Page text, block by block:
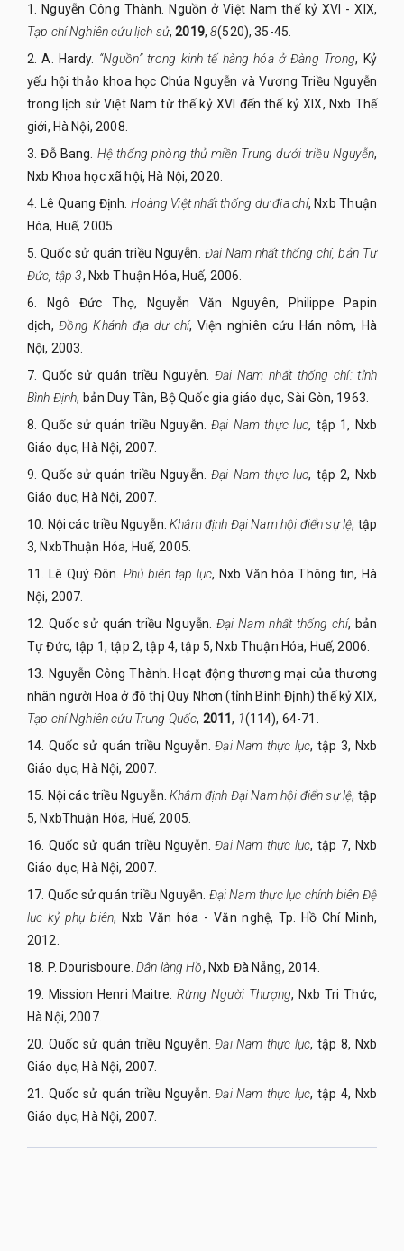
1. Nguyễn Công Thành. Nguồn ở Việt Nam thế kỷ XVI - XIX,
Tạp chí Nghiên cứu lịch sử,2019,8(520), 35-45.
2. A. Hardy. “Nguồn” trong kinh tế hàng hóa ở Đàng Trong, Kỷ
yếu hội thảo khoa học Chúa Nguyễn và Vương Triều Nguyễn
trong lịch sử Việt Nam từ thế kỷ XVI đến thế kỷ XIX, Nxb Thế
giới, Hà Nội, 2008.
3. Đỗ Bang. Hệ thống phòng thủ miền Trung dưới triều Nguyễn,
Nxb Khoa học xã hội, Hà Nội, 2020.
4. Lê Quang Định. Hoàng Việt nhất thống dư địa chí, Nxb Thuận
Hóa, Huế, 2005.
5. Quốc sử quán triều Nguyễn. Đại Nam nhất thống chí, bản Tự
Đức, tập 3, Nxb Thuận Hóa, Huế, 2006.
6. Ngô Đức Thọ, Nguyễn Văn Nguyên, Philippe Papin
dịch,Đồng Khánh địa dư chí, Viện nghiên cứu Hán nôm, Hà
Nội, 2003.
7. Quốc sử quán triều Nguyễn. Đại Nam nhất thống chí: tỉnh
Bình Định, bản Duy Tân, Bộ Quốc gia giáo dục, Sài Gòn, 1963.
8. Quốc sử quán triều Nguyễn.Đại Nam thực lục, tập 1, Nxb
Giáo dục, Hà Nội, 2007.
9. Quốc sử quán triều Nguyễn.Đại Nam thực lục, tập 2, Nxb
Giáo dục, Hà Nội, 2007.
10. Nội các triều Nguyễn.Khâm định Đại Nam hội điển sự lệ, tập
3, NxbThuận Hóa, Huế, 2005.
11. Lê Quý Đôn. Phủ biên tạp lục, Nxb Văn hóa Thông tin, Hà
Nội, 2007.
12. Quốc sử quán triều Nguyễn.Đại Nam nhất thống chí, bản
Tự Đức, tập 1, tập 2, tập 4, tập 5, Nxb Thuận Hóa, Huế, 2006.
13. Nguyễn Công Thành. Hoạt động thương mại của thương
nhân người Hoa ở đô thị Quy Nhơn (tỉnh Bình Định) thế kỷ XIX,
Tạp chí Nghiên cứu Trung Quốc, 2011, 1(114), 64-71.
14. Quốc sử quán triều Nguyễn.Đại Nam thực lục, tập 3, Nxb
Giáo dục, Hà Nội, 2007.
15. Nội các triều Nguyễn.Khâm định Đại Nam hội điển sự lệ, tập
5, NxbThuận Hóa, Huế, 2005.
16. Quốc sử quán triều Nguyễn.Đại Nam thực lục, tập 7, Nxb
Giáo dục, Hà Nội, 2007.
17. Quốc sử quán triều Nguyễn. Đại Nam thực lục chính biên Đệ
lục kỷ phụ biên, Nxb Văn hóa - Văn nghệ, Tp. Hồ Chí Minh,
2012.
18. P. Dourisboure. Dân làng Hồ, Nxb Đà Nẵng, 2014.
19. Mission Henri Maitre.Rừng Người Thượng, Nxb Tri Thức,
Hà Nội, 2007.
20. Quốc sử quán triều Nguyễn.Đại Nam thực lục, tập 8, Nxb
Giáo dục, Hà Nội, 2007.
21. Quốc sử quán triều Nguyễn.Đại Nam thực lục, tập 4, Nxb
Giáo dục, Hà Nội, 2007.